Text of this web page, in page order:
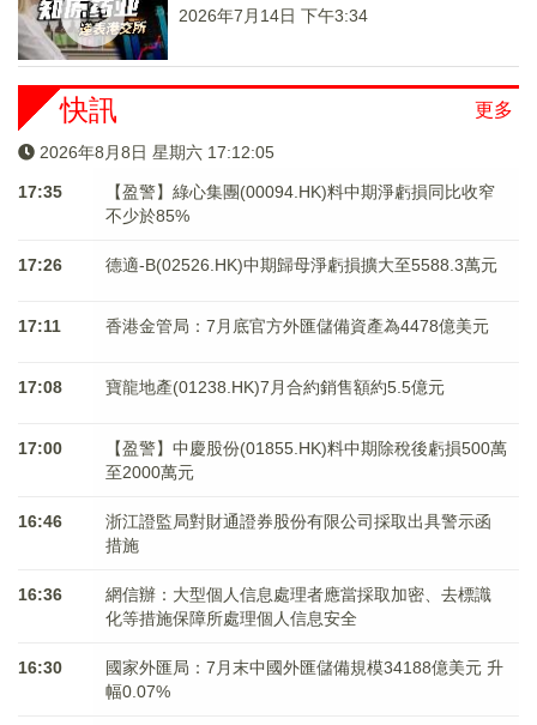
2026年7月14日 下午3:34
更多
快訊
2026年8月8日 星期六 17:12:06
17:35
【盈警】綠心集團(00094.HK)料中期淨虧損同比收窄
不少於85%
17:26 德適-B(02526.HK)中期歸母淨虧損擴大至5588.3萬元
17:11 香港金管局：7月底官方外匯儲備資產為4478億美元
17:08 寶龍地產(01238.HK)7月合約銷售額約5.5億元
17:00
【盈警】中慶股份(01855.HK)料中期除稅後虧損500萬
至2000萬元
16:46
浙江證監局對財通證券股份有限公司採取出具警示函
措施
16:36
網信辦：大型個人信息處理者應當採取加密、去標識
化等措施保障所處理個人信息安全
16:30
國家外匯局：7月末中國外匯儲備規模34188億美元 升
幅0.07%